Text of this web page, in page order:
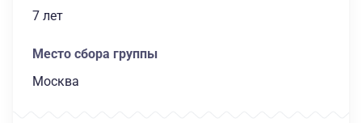
7 лет
Место сбора группы
Москва